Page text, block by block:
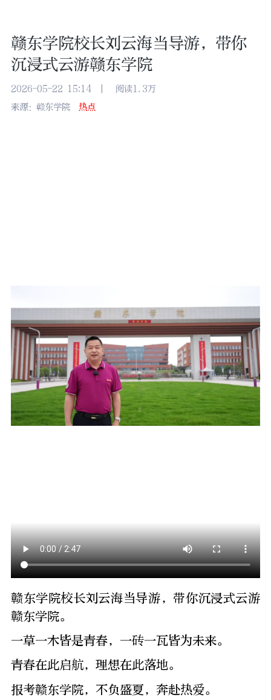
赣东学院校长刘云海当导游，带你
沉浸式云游赣东学院
2026-05-22 15:14
阅读1.3万
来源：赣东学院
热点
赣东学院校长刘云海当导游，带你沉浸式云游
赣东学院。
一草一木皆是青春，一砖一瓦皆为未来。
青春在此启航，理想在此落地。
报考赣东学院，不负盛夏，奔赴热爱。